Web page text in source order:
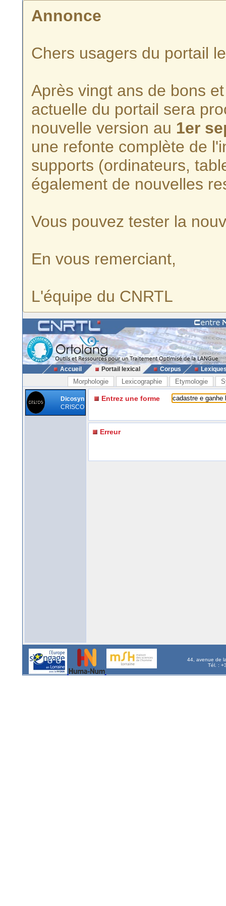
Annonce
Chers usagers du portail
Après vingt ans de bons
actuelle du portail sera
nouvelle version au 1er
une refonte complète de
supports (ordinateurs,
également de nouvelles
Vous pouvez tester la
En vous remerciant,
L'équipe du CNRTL
Accueil Portail lexical Corpus
Morphologie Lexicographie Etymologie
Dicosyn
CRISCO
Entrez une forme
Erreur
44, avenue de
Tél. :